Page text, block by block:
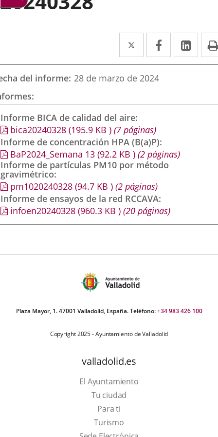
Twitter
Enlace
a
una
externa.
Facebook
Enlace
a
externa.
a
del informe 28 de marzo de 2024
Informe BICA de calidad del aire
bica20240328 (195.9 KB ) (7 páginas)
Informe de concentración HPA (B(a)P)
BaP2024_Semana 13 (92.2 KB ) (2 páginas)
Informe de partículas PM10 por método
gravimétrico
pm1020240328 (94.7 KB ) (2 páginas)
Informe de ensayos de la red RCCAVA
infoen20240328 (960.3 KB ) (20 páginas)
Plaza Mayor, 1. 47001 Valladolid, España. Teléfono:+34 983 426 100
Copyright 2025 - Ayuntamiento de Valladolid
valladolid.es
El Ayuntamiento
Tu ciudad
Para ti
TurismoEste